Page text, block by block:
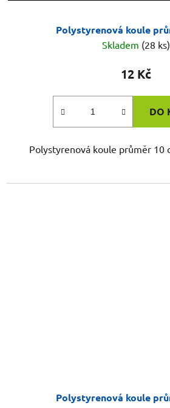
Polystyrenová koule
Skladem (28 ks)
12 Kč
DO
Polystyrenová koule průměr 10
Polystyrenová koule